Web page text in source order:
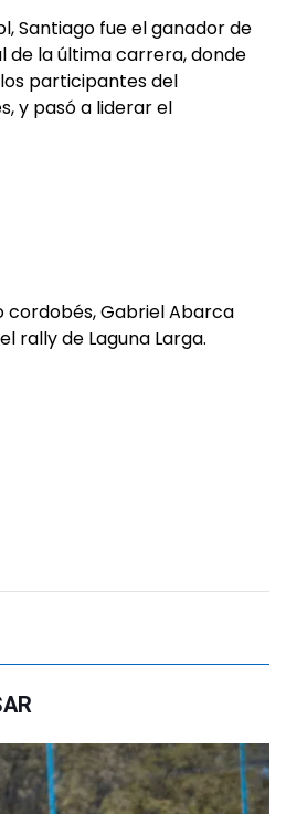
Santiago fue el ganador de
de la última carrera, donde
participantes del
y pasó a liderar el
cordobés, Gabriel Abarca
rally de Laguna Larga.